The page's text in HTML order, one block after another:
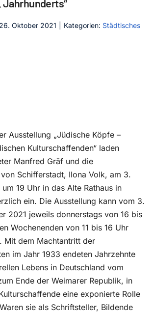
Jahrhunderts“
Oktober 2021 Kategorien: Städtisches
Ausstellung „Jüdische Köpfe –
Kulturschaffenden“ laden
Manfred Gräf und die
Schifferstadt, Ilona Volk, am 3.
19 Uhr in das Alte Rathaus in
ein. Die Ausstellung kann vom 3.
2021 jeweils donnerstags von 16 bis
Wochenenden von 11 bis 16 Uhr
Mit dem Machtantritt der
im Jahr 1933 endeten Jahrzehnte
Lebens in Deutschland vom
Ende der Weimarer Republik, in
eine exponierte Rolle
sie als Schriftsteller, Bildende